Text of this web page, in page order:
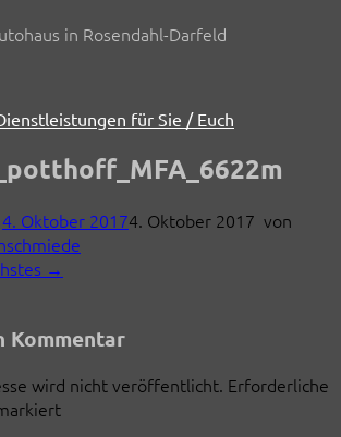
in Rosendahl-Darfeld
für Sie / Euch
4. Oktober 20174. Oktober 2017 von
→
Kommentar
wird nicht veröffentlicht. Erforderliche